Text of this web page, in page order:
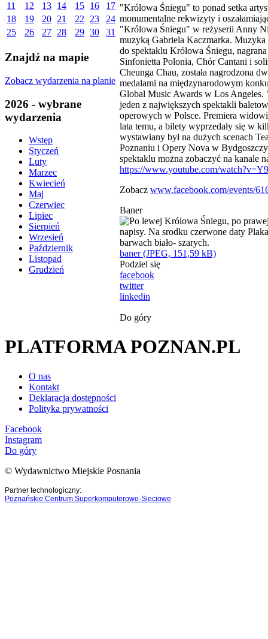
11
12 13 14 15 16
17
18
19 20 21 22 23
24
25
26 27 28 29 30 31
Znajdź na mapie
Zobacz wydarzenia na planie
2026 - wybrane
wydarzenia
Wstęp
Styczeń
Luty
Marzec
Kwiecień
Maj
Czerwiec
Lipiec
Sierpień
Wrzesień
Październik
Listopad
Grudzień
"Królowa Śniegu" to ponad setka
monumentalne rekwizyty i
"Królowa Śniegu" w reżyserii Anny
muzyką Gabriela Kaczmarka.
do spektaklu Królowa Śniegu,
Sinfonietta Polonia, Chór Cantani i
Cheunga Chau, została nagrodzona
medalami na międzynarodowym
Global Music Awards w Los
jeden z największych spektakli
operowych w Polsce. Premiera
lata temu, a bilety wyprzedały się w
wystawiany był na dużych scenach
Poznaniu i Opery Nova w
spektaklu można zobaczyć na kanale
https://www.youtube.com/
Zobacz www.facebook.com/events/
Baner
baner (JPEG, 151,59 kB)
Podziel się
facebook
twitter
linkedin
Do góry
PLATFORMA POZNAN.PL
O nas
Kontakt
Deklaracja dostępności
Polityka prywatności
Facebook
Instagram
Do góry
© Wydawnictwo Miejskie Posnania
Partner technologiczny:
Poznańskie Centrum Superkomputerowo-Sieciowe